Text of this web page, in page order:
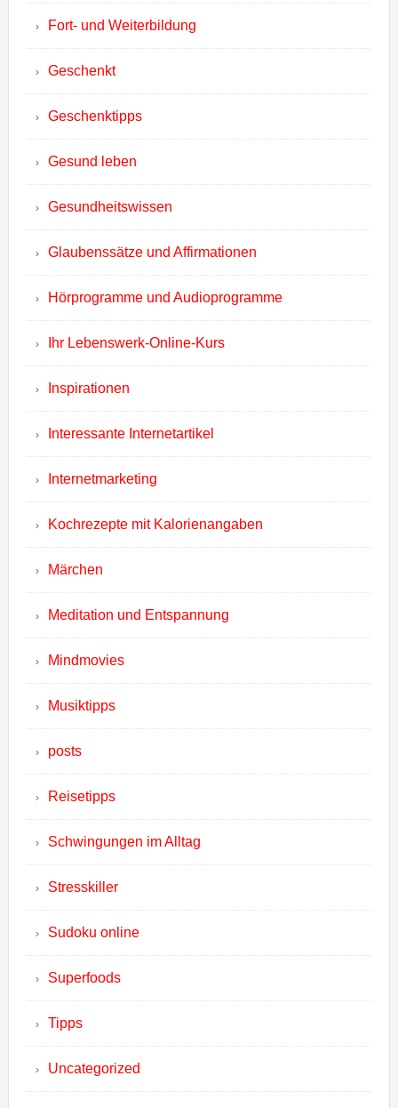
Fort- und Weiterbildung
Geschenkt
Geschenktipps
Gesund leben
Gesundheitswissen
Glaubenssätze und Affirmationen
Hörprogramme und Audioprogramme
Ihr Lebenswerk-Online-Kurs
Inspirationen
Interessante Internetartikel
Internetmarketing
Kochrezepte mit Kalorienangaben
Märchen
Meditation und Entspannung
Mindmovies
Musiktipps
posts
Reisetipps
Schwingungen im Alltag
Stresskiller
Sudoku online
Superfoods
Tipps
Uncategorized